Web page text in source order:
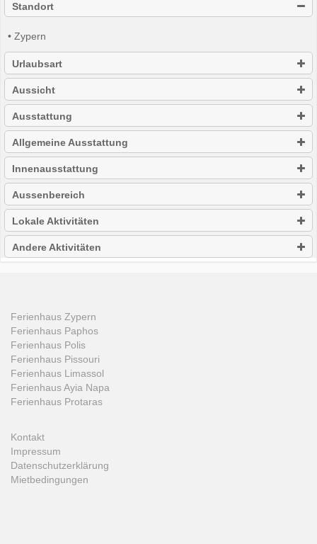
Standort
• Zypern
Urlaubsart
Aussicht
Ausstattung
Allgemeine Ausstattung
Innenausstattung
Aussenbereich
Lokale Aktivitäten
Andere Aktivitäten
Ferienhaus Zypern
Ferienhaus Paphos
Ferienhaus Polis
Ferienhaus Pissouri
Ferienhaus Limassol
Ferienhaus Ayia Napa
Ferienhaus Protaras
Kontakt
Impressum
Datenschutzerklärung
Mietbedingungen